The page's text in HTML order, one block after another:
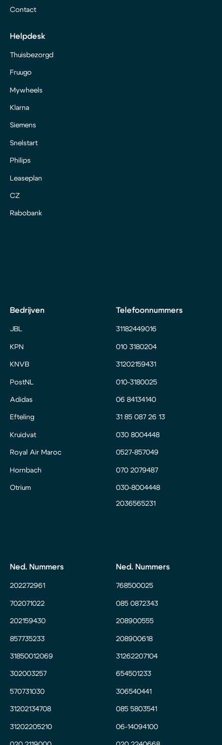
Contact
Helpdesk
Thuisbezorgd
Fruugo
Mywheels
Klarna
Siemens
Snelstart
Philips
Leaseplan
CZ
Rabobank
Bedrijven
JBL
KPN
KNVB
PostNL
Adidas
Efteling
Kruidvat
Royal Air Maroc
Hornbach
Otrium
Telefoonnummers
31182449016
010 3180204
31202159431
010-3180025
06 84134140
31 85 087 26 13
030 8004448
0527-857049
070 2079487
030-8004448
2036565231
Ned. Nummers
202272961
702071022
202159430
857735233
31850012069
302003257
570731030
31202134708
31202205210
Ned. Nummers
768500025
085 0872343
208900555
208900618
31262207104
654501233
306540441
085 5803541
06-14094100